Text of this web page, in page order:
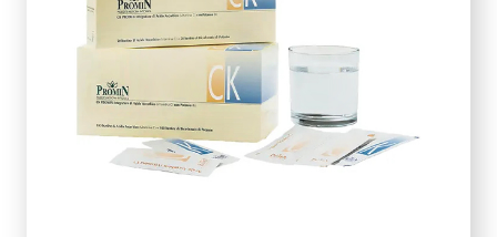
être
choisies
sur
la
page
du